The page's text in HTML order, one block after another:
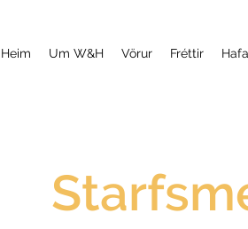
Heim Um W&H Vörur Fréttir